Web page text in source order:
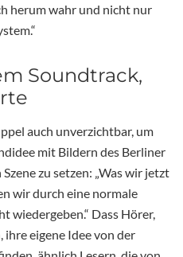
herum wahr und nicht nur
Soundtrack,
auch unverzichtbar, um
mit Bildern des Berliner
zu setzen: „Was wir jetzt
wir durch eine normale
wiedergeben.“ Dass Hörer,
ihre eigene Idee von der